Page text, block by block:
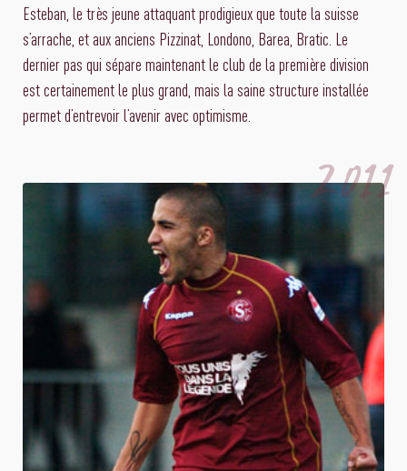
Esteban, le très jeune attaquant prodigieux que toute la suisse
s’arrache, et aux anciens Pizzinat, Londono, Barea, Bratic. Le
dernier pas qui sépare maintenant le club de la première division
est certainement le plus grand, mais la saine structure installée
permet d’entrevoir l’avenir avec optimisme.
2011